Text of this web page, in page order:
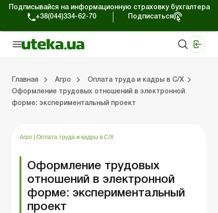
Подписывайся на информационную страховку бухгалтера
+38(044)334-62-70
Подписаться
Главная Агро
Оплата труда и кадры в С/Х
Оформление трудовых отношений в электронной
форме: экспериментальный проект
Агро Оплата труда и кадры в С/Х
Оформление трудовых
отношений в электронной
форме: экспериментальный
проект